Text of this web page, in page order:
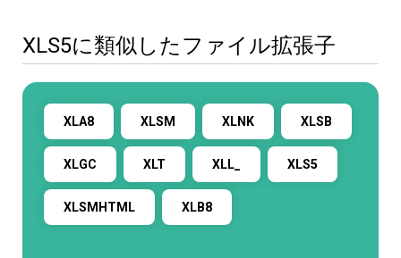
XLS5に類似したファイル拡張子
XLA8 XLSM XLNK XLSB
XLGC XLT XLL_ XLS5
XLSMHTML XLB8